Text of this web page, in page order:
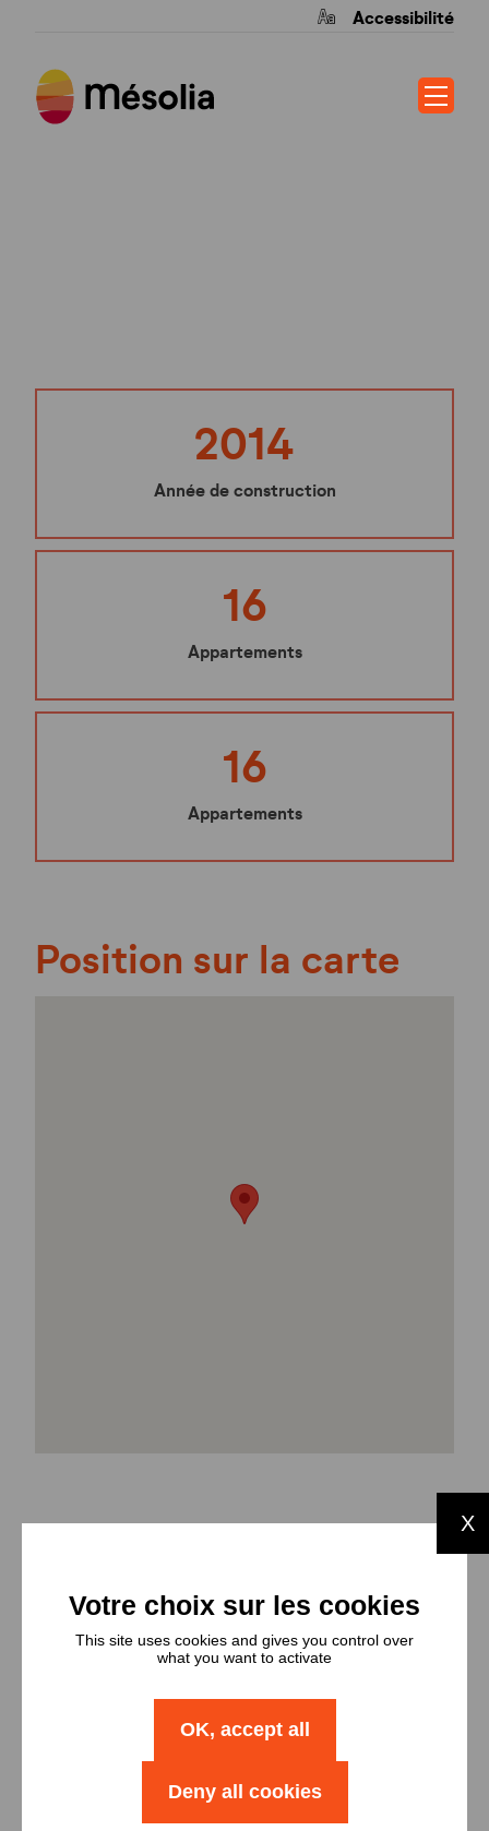
Accessibilité
2014
Année de construction
16
Appartements
16
Appartements
Position sur la carte
nombres de
logements
Type Nombre
Logement T2
Logement T3 4
X
This site uses cookies and gives you control over
what you want to activate
OK, accept all
Deny all cookies